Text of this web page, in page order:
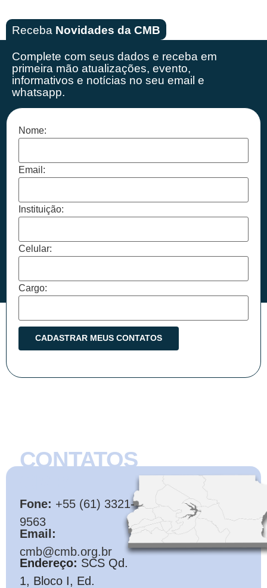
Receba Novidades da CMB
Complete com seus dados e receba em
primeira mão atualizações, evento,
informativos e notícias no seu email e
whatsapp.
Nome:
Email:
Instituição:
Celular:
Cargo:
CONTATOS
Fone: +55 (61) 3321-
9563
Email:
cmb@cmb.org.br
Endereço: SCS Qd.
1, Bloco I, Ed.